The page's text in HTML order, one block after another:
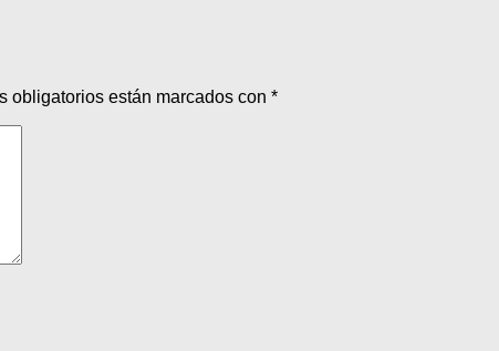
obligatorios están marcados con *